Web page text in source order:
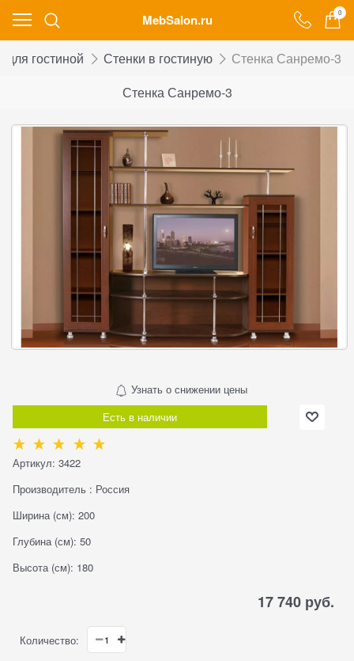
MebSalon.ru 0
для гостиной Стенки в гостиную
Стенка Санремо-3
Стенка Санремо-3
Узнать о снижении цены
Есть в наличии
Артикул: 3422
Производитель : Россия
Ширина (см): 200
Глубина (см): 50
Высота (см): 180
17 740 руб.
Количество: